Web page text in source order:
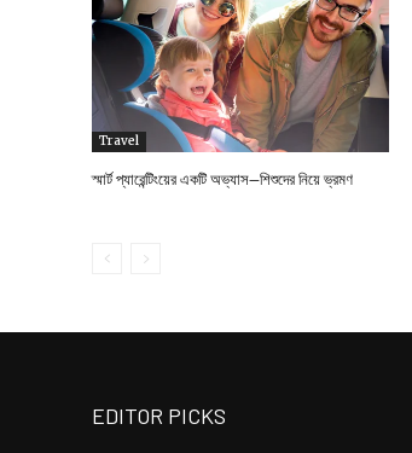
Travel
স্মার্ট প্যারেন্টিংয়ের একটি অভ্যাস—শিশুদের নিয়ে ভ্রমণ
EDITOR PICKS